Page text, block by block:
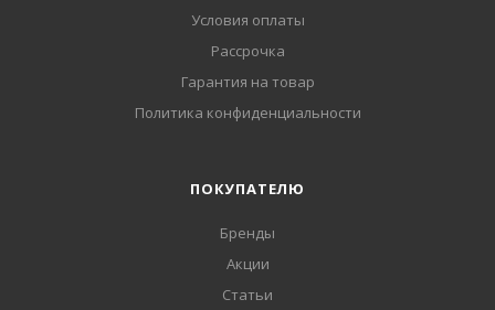
Условия оплаты
Рассрочка
Гарантия на товар
Политика конфиденциальности
ПОКУПАТЕЛЮ
Бренды
Акции
Статьи